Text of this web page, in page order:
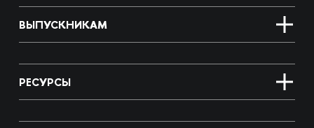
ВЫПУСКНИКАМ
РЕСУРСЫ